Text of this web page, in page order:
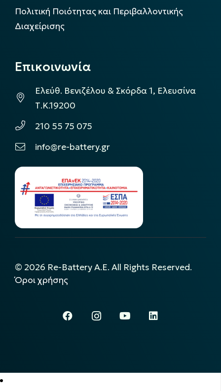
Πολιτική Ποιότητας και Περιβαλλοντικής
Διαχείρισης
Επικοινωνία
Ελεύθ. Βενιζέλου & Σκόρδα 1, Ελευσίνα
Τ.Κ.19200
210 55 75 075
info@re-battery.gr
© 2026 Re-Battery A.E. All Rights Reserved.
Όροι χρήσης